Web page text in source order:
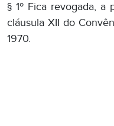
§ 1º Fica revogada, a
cláusula XII do
1970.